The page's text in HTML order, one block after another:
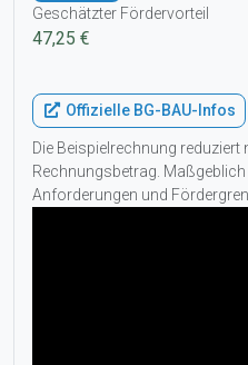
Geschätzter Fördervorteil
47,25 €
Offizielle BG-BAU-Infos
Die Beispielrechnung
Rechnungsbetrag.
Anforderungen und